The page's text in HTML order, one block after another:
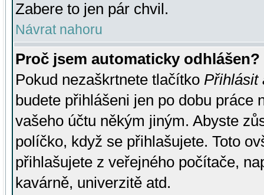
Zabere to jen pár chvil.
Návrat nahoru
Proč jsem automaticky odhlášen?
Pokud nezaškrtnete tlačítko Přihlásit
budete přihlášeni jen po dobu práce
vašeho účtu někým jiným. Abyste
políčko, když se přihlašujete. Toto
přihlašujete z veřejného počítače,
kavárně, univerzitě atd.